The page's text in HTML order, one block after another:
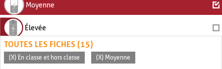
Moyenne
Élevée
TOUTES LES FICHES (15)
(X) En classe et hors classe (X) Moyenne